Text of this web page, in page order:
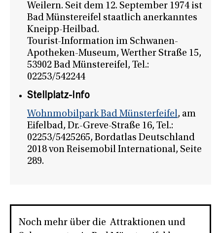
Weilern. Seit dem 12. September 1974 ist
Bad Münstereifel staatlich anerkanntes
Kneipp-Heilbad.
Tourist-Information im Schwanen-
Apotheken-Museum, Werther Straße 15,
53902 Bad Münstereifel, Tel.:
02253/542244
Stellplatz-Info
Wohnmobilpark Bad Münsterfeifel, am
Eifelbad, Dr.-Greve-Straße 16, Tel.:
02253/5425265, Bordatlas Deutschland
2018 von Reisemobil International, Seite
289.
Noch mehr über die Attraktionen und